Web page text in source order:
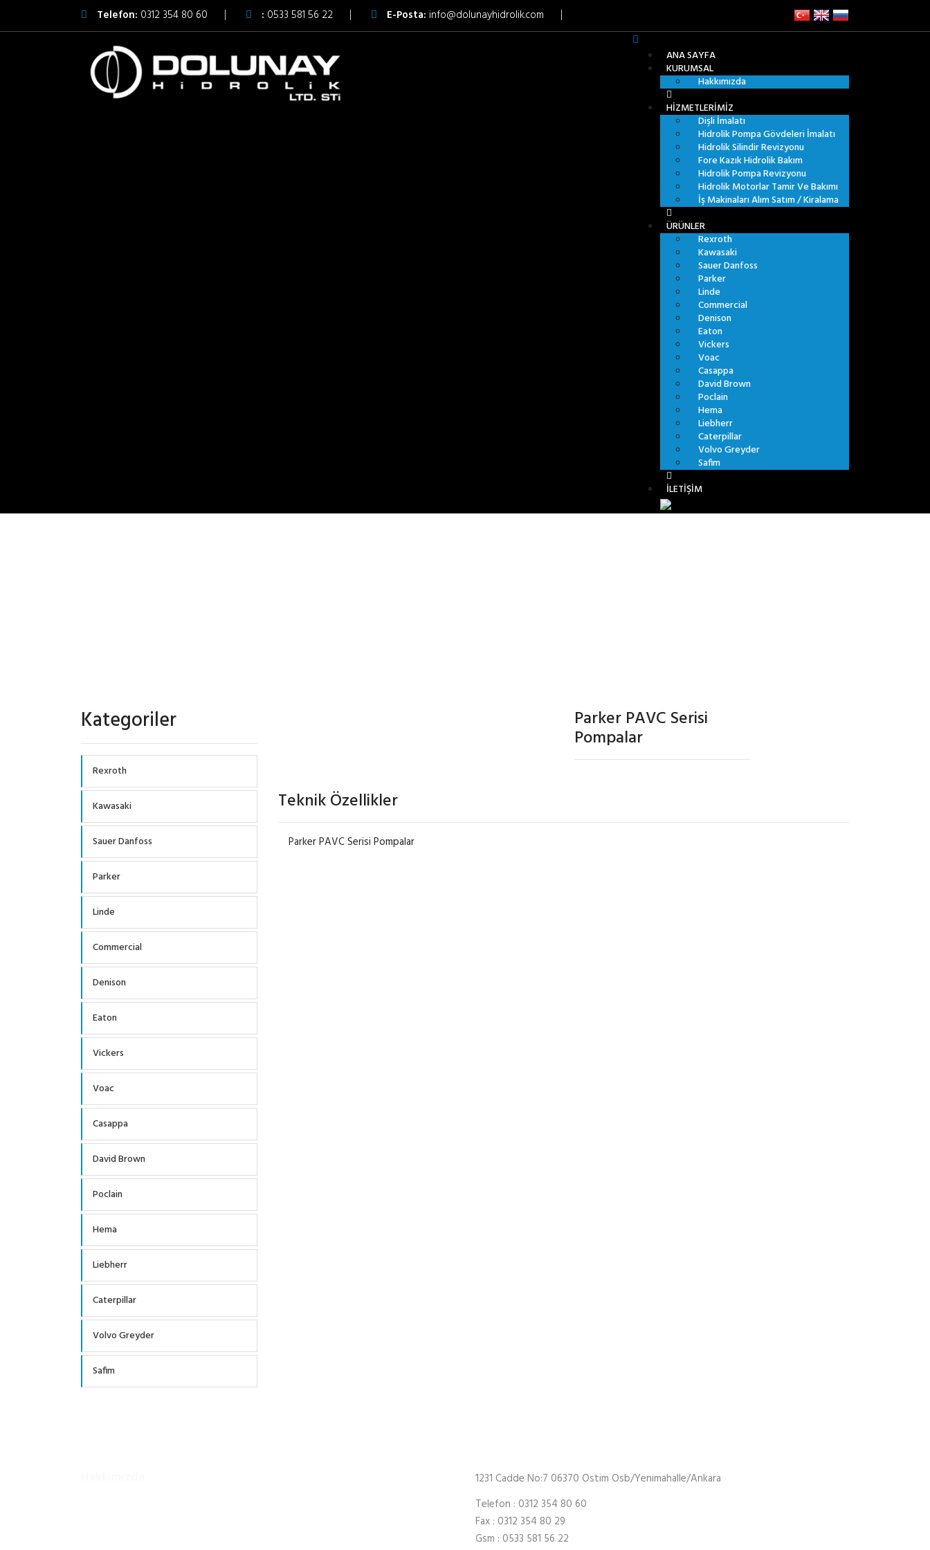
Telefon: 0312 354 80 60 : 0533 581 56 22 E-Posta: info@dolunayhidrolik.com
ANA SAYFA
KURUMSAL
Hakkımızda
HIZMETLERIMIZ
Dişli İmalatı
Hidrolik Pompa Gövdeleri İmalatı
Hidrolik Silindir Revizyonu
Fore Kazık Hidrolik Bakım
Hidrolik Pompa Revizyonu
Hidrolik Motorlar Tamir Ve Bakımı
İş Makinaları Alım Satım / Kiralama
ÜRÜNLER
Rexroth
Kawasaki
Sauer Danfoss
Parker
Linde
Commercial
Denison
Eaton
Vickers
Voac
Casappa
David Brown
Poclain
Hema
Liebherr
Caterpillar
Volvo Greyder
Safim
İLETIŞIM
Kategoriler
Rexroth
Kawasaki
Sauer Danfoss
Parker
Linde
Commercial
Denison
Eaton
Vickers
Voac
Casappa
David Brown
Poclain
Hema
Liebherr
Caterpillar
Volvo Greyder
Safim
Parker PAVC Serisi
Pompalar
Teknik Özellikler
Parker PAVC Serisi Pompalar
1231 Cadde No:7 06370 Ostim Osb/Yenimahalle/Ankara
Telefon : 0312 354 80 60
Fax : 0312 354 80 29
Gsm : 0533 581 56 22